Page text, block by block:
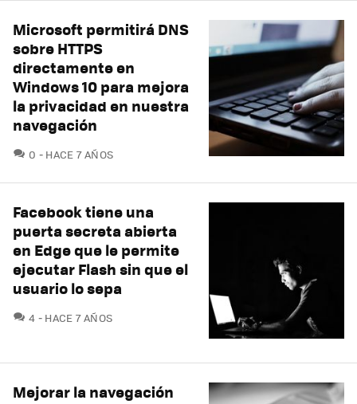
Microsoft permitirá DNS
sobre HTTPS
directamente en
Windows 10 para mejora
la privacidad en nuestra
navegación
0 COMENTARIOS
HACE 7 AÑOS
Facebook tiene una
puerta secreta abierta
en Edge que le permite
ejecutar Flash sin que el
usuario lo sepa
4 COMENTARIOS
HACE 7 AÑOS
Mejorar la navegación